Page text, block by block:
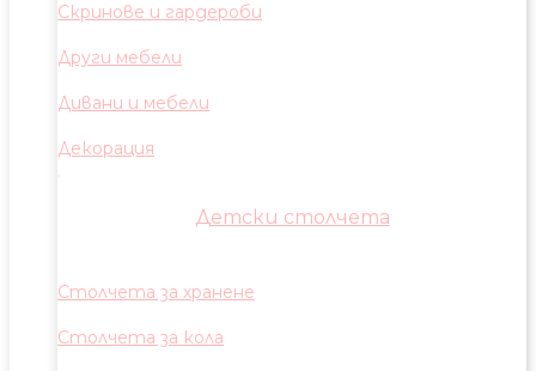
Скринове и гардероби
Други мебели
Дивани и мебели
Декорация
Детски столчета
Столчета за хранене
Столчета за кола